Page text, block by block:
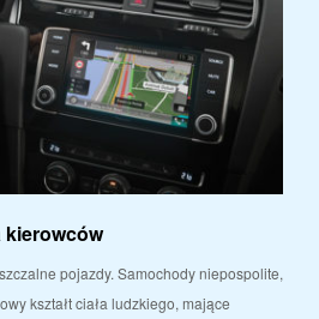
kierowców
pojazdy. Samochody niepospolite,
kształt ciała ludzkiego, mające